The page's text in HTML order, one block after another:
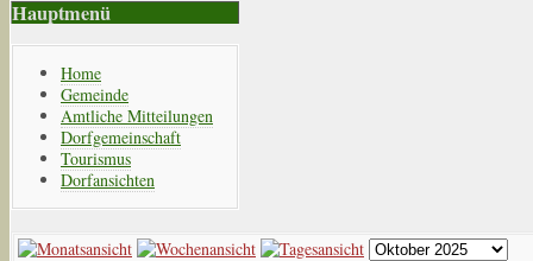
Hauptmenü
Home
Gemeinde
Amtliche Mitteilungen
Dorfgemeinschaft
Tourismus
Dorfansichten